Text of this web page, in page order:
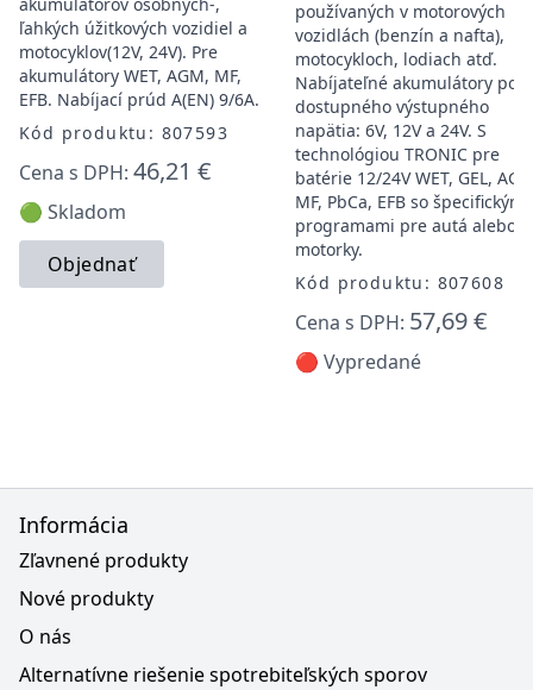
ľahkých úžitkových vozidiel a
motocyklov(12V, 24V). Pre
akumulátory WET, AGM, MF,
EFB. Nabíjací prúd A(EN) 9/6A.
Kód produktu: 807593
Cena s DPH: 46,21 €
🟢 Skladom
Objednať
používaných v motorových
vozidlách (benzín a nafta),
motocykloch, lodiach atď.
Nabíjateľné akumulátory
dostupného výstupného
napätia: 6V, 12V a 24V. S
technológiou TRONIC pre
batérie 12/24V WET, GEL,
MF, PbCa, EFB so špecifickými
programami pre autá alebo
motorky.
Kód produktu: 807608
Cena s DPH: 57,69 €
🔴 Vypredané
Informácia
Zľavnené produkty
Nové produkty
O nás
Alternatívne riešenie spotrebiteľských sporov